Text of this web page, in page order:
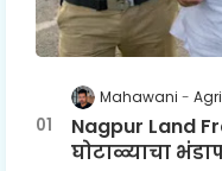
Mahawani
Nagpur Land
घोटाळ्याचा